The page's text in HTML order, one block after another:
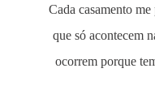
Cada casamento
que só acontecem
ocorrem porque